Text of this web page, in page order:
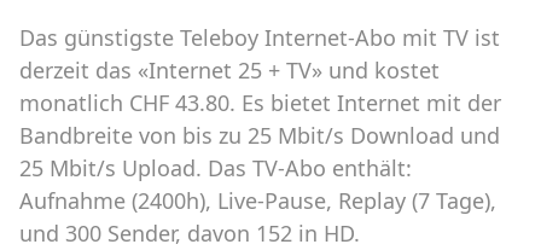
Das günstigste Teleboy Internet-Abo mit TV ist
derzeit das «Internet 25 + TV» und kostet
monatlich CHF 43.80. Es bietet Internet mit der
Bandbreite von bis zu 25 Mbit/s Download und
25 Mbit/s Upload. Das TV-Abo enthält:
Aufnahme (2400h), Live-Pause, Replay (7 Tage),
und 300 Sender, davon 152 in HD.